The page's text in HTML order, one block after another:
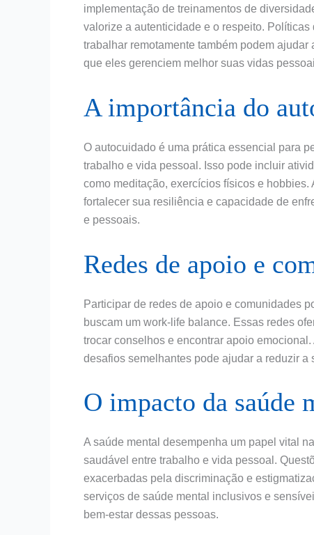
implementação de treinamentos de
valorize a autenticidade e o respeito.
trabalhar remotamente também podem
que eles gerenciem melhor suas vidas
A importância do
O autocuidado é uma prática essencial para
trabalho e vida pessoal. Isso pode incluir
como meditação, exercícios físicos e
fortalecer sua resiliência e capacidade de
e pessoais.
Redes de apoio e
Participar de redes de apoio e comunidades
buscam um work-life balance. Essas redes
trocar conselhos e encontrar apoio
desafios semelhantes pode ajudar a reduzir
O impacto da saúde
A saúde mental desempenha um papel vital
saudável entre trabalho e vida pessoal.
exacerbadas pela discriminação e
serviços de saúde mental inclusivos e
bem-estar dessas pessoas.